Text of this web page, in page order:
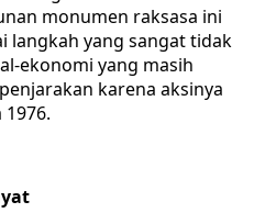
monumen raksasa ini
langkah yang sangat tidak
ekonomi yang masih
karena aksinya